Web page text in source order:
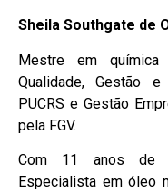
Sheila Southgate de
Mestre em
Qualidade, Gestão
PUCRS e Gestão
pela FGV.
Com 11 anos de
Especialista em óleo